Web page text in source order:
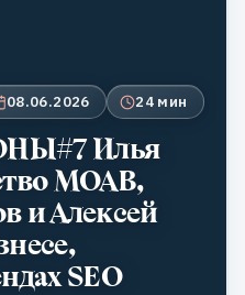
08.06.2026 24 мин
Илья
MOAB,
и Алексей
SEO